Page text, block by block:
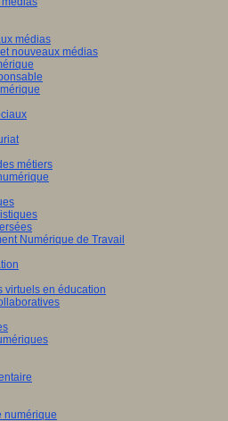
médias
nouveaux médias
métiers
Numérique de Travail
virtuels en éducation
numérique